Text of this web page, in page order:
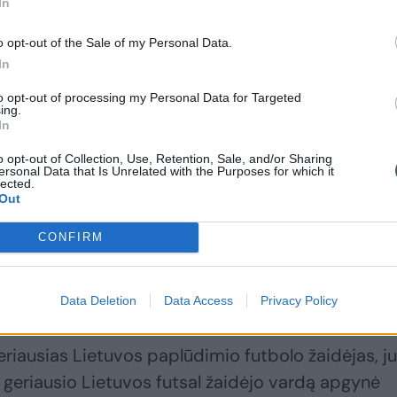
opt-out of the Sale of my Personal Data.
opt-out of processing my Personal Data for Targeted
opt-out of Collection, Use, Retention, Sale, and/or Sharing
Data that Is Unrelated with the Purposes for which it
CONFIRM
Data Deletion Data Access Privacy Policy
pripažintas „Torino“ ekipos saugas G.Gineitis.
ir geriausiu Lietuvos jaunuoju futbolininku.
metų futbolininkėmis buvo Erika Šupelytė,
puolėja R.Jonušaitė.
futbolininkais tapo Justas Lasickas ir Liucija
Lietuvos paplūdimio futbolo žaidėjas,
Lietuvos futsal žaidėjo vardą apgynė